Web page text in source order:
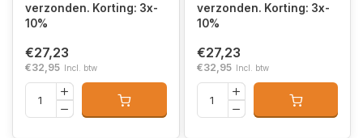
verzonden. Korting: 3x-
10%
€27,23
€32,95 Incl. btw
verzonden. Korting: 3x-
10%
€27,23
€32,95 Incl. btw